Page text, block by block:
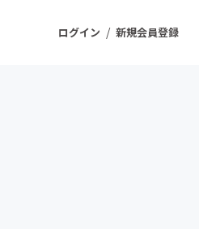
ログイン / 新規会員登録